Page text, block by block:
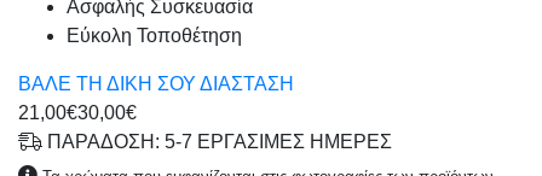
Ασφαλής Συσκευασία
Εύκολη Τοποθέτηση
ΒΑΛΕ ΤΗ ΔΙΚΗ ΣΟΥ ΔΙΑΣΤΑΣΗ
21,00€30,00€
ΠΑΡΑΔΟΣΗ: 5-7 ΕΡΓΑΣΙΜΕΣ ΗΜΕΡΕΣ